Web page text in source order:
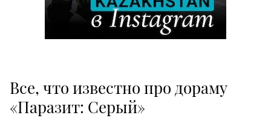
Все, что известно про дораму
«Паразит: Серый»